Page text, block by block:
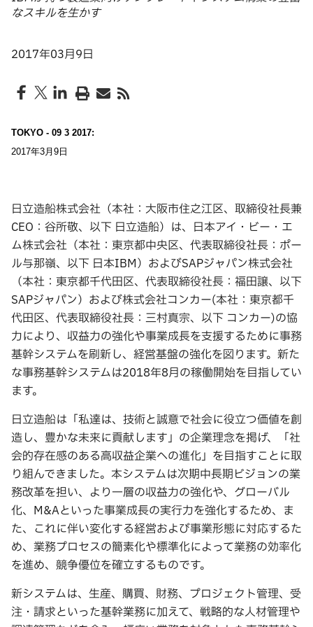
なスキルを生かす
2017年03月9日
TOKYO - 09 3 2017:
2017年3月9日
日立造船株式会社（本社：大阪市住之江区、取締役社長兼
CEO：谷所敬、以下 日立造船）は、日本アイ・ビー・エ
ム株式会社（本社：東京都中央区、代表取締役社長：ポー
ル与那嶺、以下 日本IBM）およびSAPジャパン株式会社
（本社：東京都千代田区、代表取締役社長：福田譲、以下
SAPジャパン）および株式会社コンカー(本社：東京都千
代田区、代表取締役社長：三村真宗、以下 コンカー)の協
力により、収益力の強化や事業成長を支援するために事務
基幹システムを刷新し、経営基盤の強化を図ります。新た
な事務基幹システムは2018年8月の稼働開始を目指してい
ます。
日立造船は「私達は、技術と誠意で社会に役立つ価値を創
造し、豊かな未来に貢献します」の企業理念を掲げ、「社
会的存在感のある高収益企業への進化」を目指すことに取
り組んできました。本システムは次期中長期ビジョンの業
務改革を担い、より一層の収益力の強化や、グローバル
化、M&Aといった事業成長の実行力を強化するため、ま
た、これに伴い変化する経営および事業形態に対応するた
め、業務プロセスの簡素化や標準化によって業務の効率化
を進め、競争優位を確立するものです。
新システムは、生産、購買、財務、プロジェクト管理、受
注・請求といった基幹業務に加えて、戦略的な人材管理や